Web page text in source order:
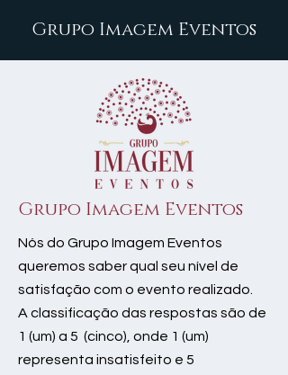
Grupo Imagem Eventos
Grupo Imagem Eventos
Nós do Grupo Imagem Eventos
queremos saber qual seu nível de
satisfação com o evento realizado.
A classificação das respostas são de
1 (um) a 5 (cinco), onde 1 (um)
representa insatisfeito e 5